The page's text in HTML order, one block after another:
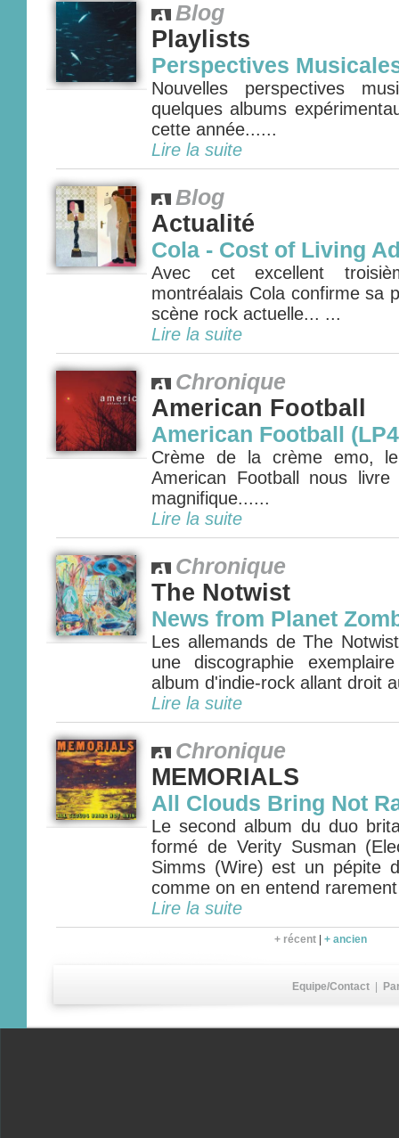
Blog
Playlists
Perspectives
Nouvelles perspectives
quelques albums
cette année......
Lire la suite
Blog
Actualité
Cola - Cost of Living
Avec cet excellent
montréalais Cola confirme sa
scène rock actuelle... ...
Lire la suite
Chronique
American Football
American Football
Crème de la crème emo,
American Football nous
magnifique......
Lire la suite
Chronique
The Notwist
News from Planet
Les allemands de The
une discographie
album d'indie-rock allant droit
Lire la suite
Chronique
MEMORIALS
All Clouds Bring Not
Le second album du duo
formé de Verity Susman
Simms (Wire) est un pépite
comme on en entend
Lire la suite
+ récent + ancien
Equipe/Contact